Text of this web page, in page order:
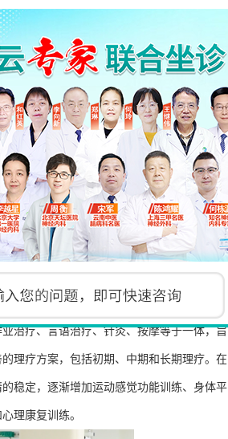
要性。因此，我们采取综合治疗措施，助力
，以调整血压、保护血肿周围脑组织、促进
包括血压管理、心脏护理、吸氧与呼气护
术治疗，清除血肿，降低颅压，以拯救患者
治疗、言语治疗、针灸、按摩等于一体，旨
理疗方案，包括初期、中期和长期理疗。在
稳定，逐渐增加运动感觉功能训练、身体平
理康复训练。